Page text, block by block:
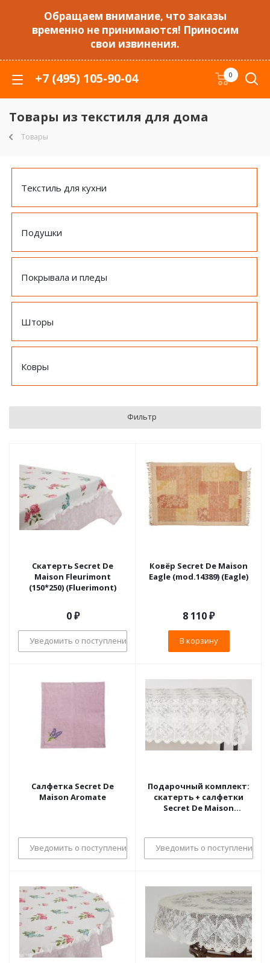
Обращаем внимание, что заказы
временно не принимаются! Приносим
свои извинения.
+7 (495) 105-90-04 0
Товары из текстиля для дома
Товары
Текстиль для кухни
Подушки
Покрывала и пледы
Шторы
Ковры
Фильтр
Скатерть Secret De
Maison Fleurimont
(150*250) (Fluerimont)
0 ₽
Уведомить о поступлении
Ковёр Secret De Maison
Eagle (mod.14389) (Eagle)
8 110₽
В корзину
Салфетка Secret De
Maison Aromate
Уведомить о поступлении
Подарочный комплект:
скатерть + салфетки
Secret De Maison
Уведомить о поступлении